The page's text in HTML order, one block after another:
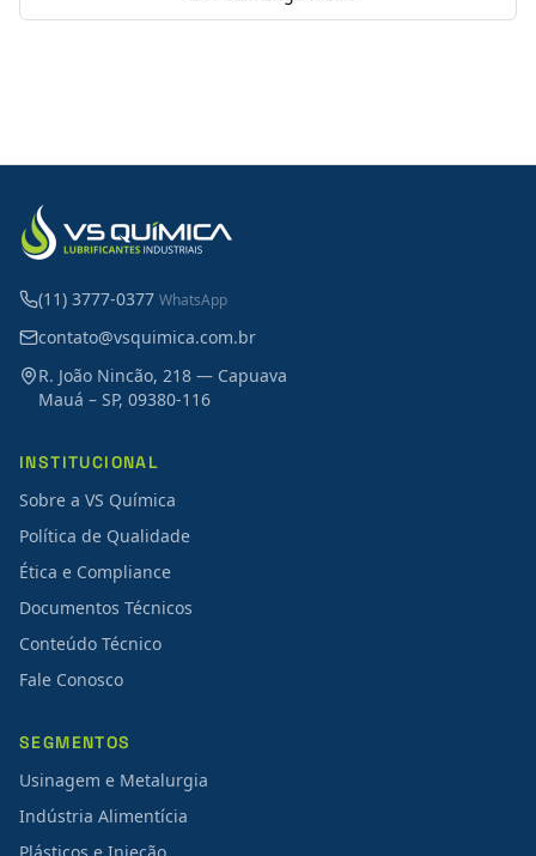
(11) 3777-0377 WhatsApp
contato@vsquimica.com.br
R. João Nincão, 218 — Capuava
Mauá – SP, 09380-116
INSTITUCIONAL
Sobre a VS Química
Política de Qualidade
Ética e Compliance
Documentos Técnicos
Conteúdo Técnico
Fale Conosco
SEGMENTOS
Usinagem e Metalurgia
Indústria Alimentícia